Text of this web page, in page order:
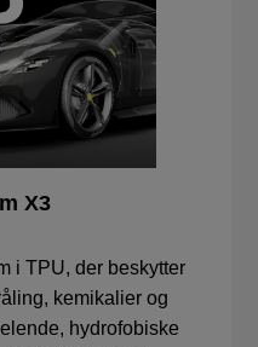
X3
i TPU, der beskytter
kemikalier og
hydrofobiske